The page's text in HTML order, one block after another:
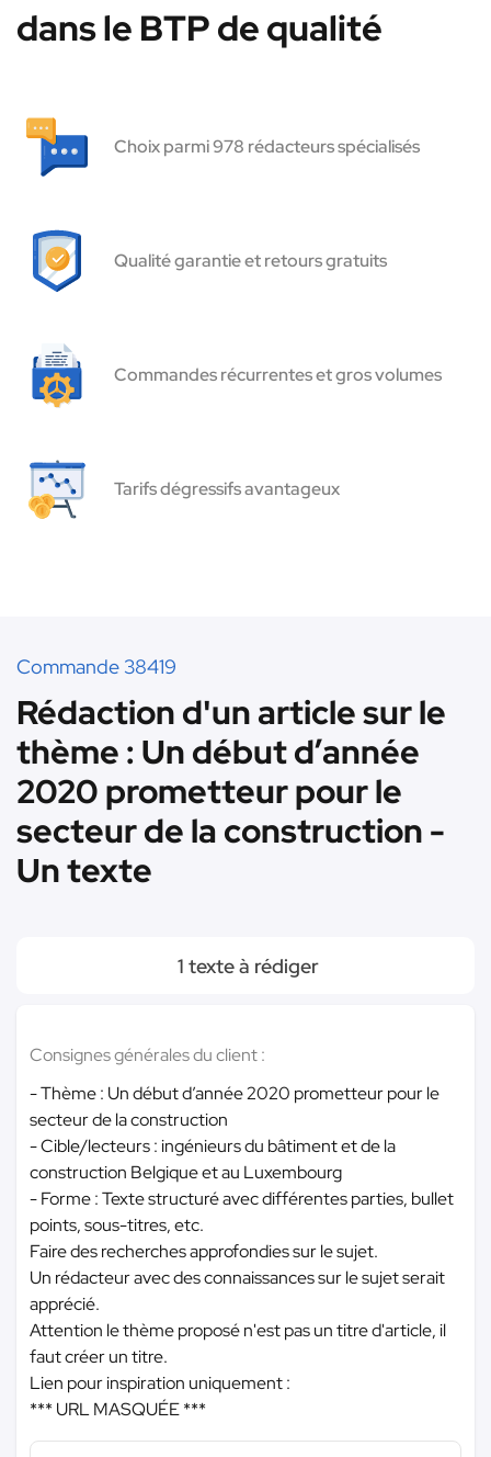
dans le BTP de qualité
Choix parmi 978 rédacteurs spécialisés
Qualité garantie et retours gratuits
Commandes récurrentes et gros volumes
Tarifs dégressifs avantageux
Commande 38419
Rédaction d'un article sur le
thème : Un début d’année
2020 prometteur pour le
secteur de la construction -
Un texte
1 texte à rédiger
Consignes générales du client :
- Thème : Un début d’année 2020 prometteur pour le
secteur de la construction
- Cible/lecteurs : ingénieurs du bâtiment et de la
construction Belgique et au Luxembourg
- Forme : Texte structuré avec différentes parties, bullet
points, sous-titres, etc.
Faire des recherches approfondies sur le sujet.
Un rédacteur avec des connaissances sur le sujet serait
apprécié.
Attention le thème proposé n'est pas un titre d'article, il
faut créer un titre.
Lien pour inspiration uniquement :
*** URL MASQUÉE ***